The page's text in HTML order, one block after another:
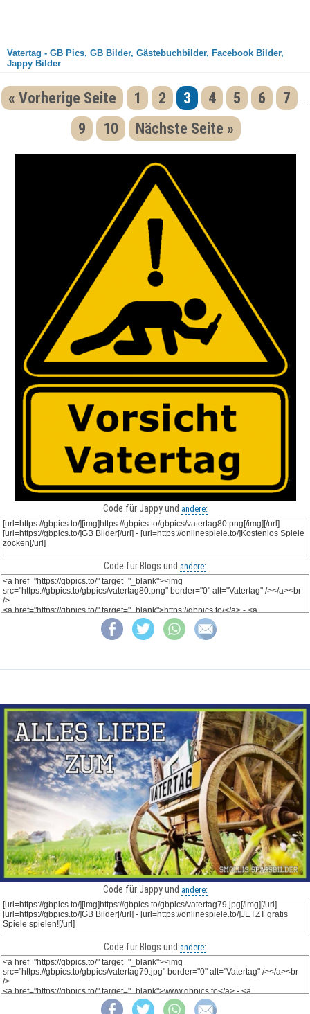
Vatertag - GB Pics, GB Bilder, Gästebuchbilder, Facebook Bilder,
Jappy Bilder
« Vorherige Seite 1 2 3 4 5 6 7
9 10 Nächste Seite »
Code für Jappy und andere:
Code für Blogs und andere:
Code für Jappy und andere:
Code für Blogs und andere: